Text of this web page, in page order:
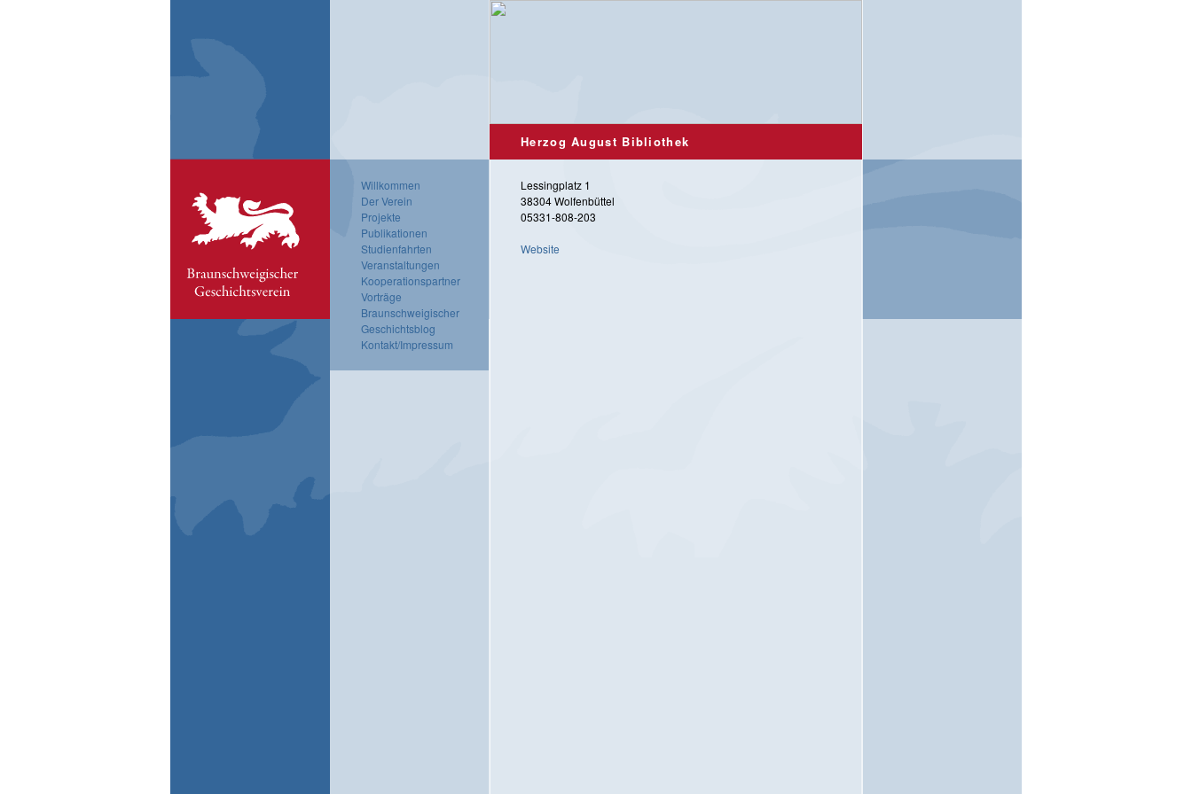
Herzog August Bibliothek
Lessingplatz 1
38304 Wolfenbüttel
05331-808-203
Website
Willkommen
Der Verein
Projekte
Publikationen
Studienfahrten
Veranstaltungen
Kooperationspartner
Vorträge
Braunschweigischer
Geschichtsblog
Kontakt/Impressum